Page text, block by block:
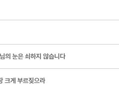
의 눈은 쇠하지 않습니다
크게 부르짖으라